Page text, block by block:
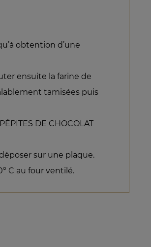
obtention d’une
ensuite la farine de
tamisées puis
DE CHOCOLAT
sur une plaque.
C au four ventilé.